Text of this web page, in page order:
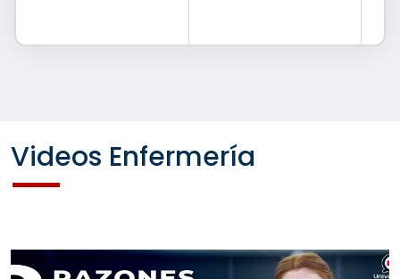
Videos Enfermería